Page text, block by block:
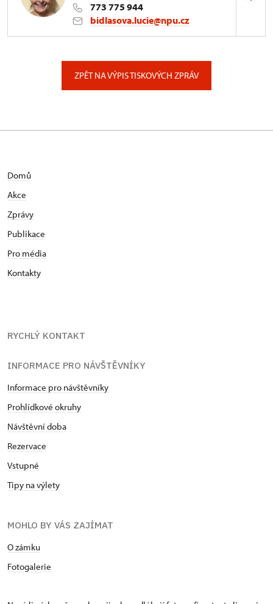
773 775 944
bidlasova.lucie@npu.cz
ZPĚT NA VÝPIS TISKOVÝCH ZPRÁV
Domů
Akce
Zprávy
Publikace
Pro média
Kontakty
RYCHLÝ KONTAKT
INFORMACE PRO NÁVŠTĚVNÍKY
Informace pro návštěvníky
Prohlídkové okruhy
Návštěvní doba
Rezervace
Vstupné
Tipy na výlety
MOHLO BY VÁS ZAJÍMAT
O zámku
Fotogalerie